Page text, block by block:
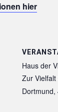
hier
Haus der
Zur Vielfalt
Dortmund,